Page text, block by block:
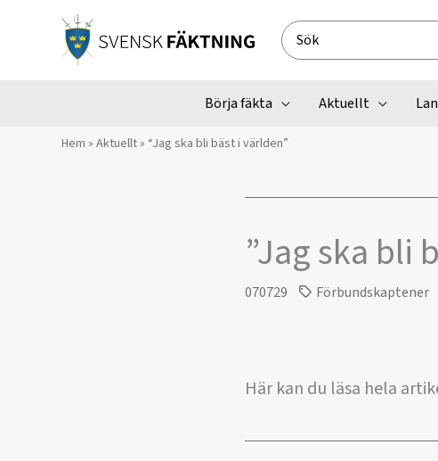
Search
for:
Börja fäkta Aktuellt
Hem » Aktuellt» “Jag ska bli bäst i världen”
”Jag ska bli
070729 Förbundskaptener
Här kan du läsa hela